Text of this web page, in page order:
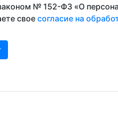
№ 152-ФЗ «О
свое согласие на